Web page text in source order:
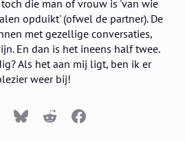
die man of vrouw is 'van wie
opduikt' (ofwel de partner). De
met gezellige conversaties,
En dan is het ineens half twee.
Als het aan mij ligt, ben ik er
weer bij!
BlueskyReddit Facebook